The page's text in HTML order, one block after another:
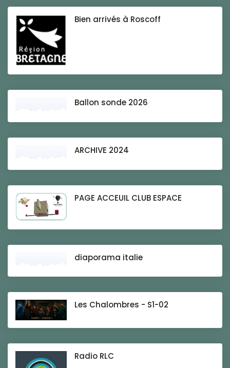
Bien arrivés à Roscoff
Ballon sonde 2026
ARCHIVE 2024
PAGE ACCEUIL CLUB ESPACE
diaporama italie
Les Chalombres - S1-02
Radio RLC